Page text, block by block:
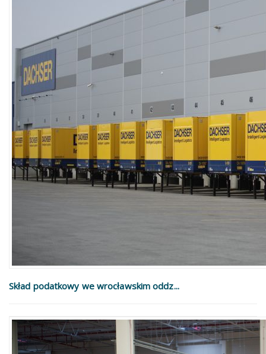
Skład podatkowy we wrocławskim oddz...